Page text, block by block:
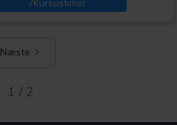
7Kursustimer
Næste
1 / 2